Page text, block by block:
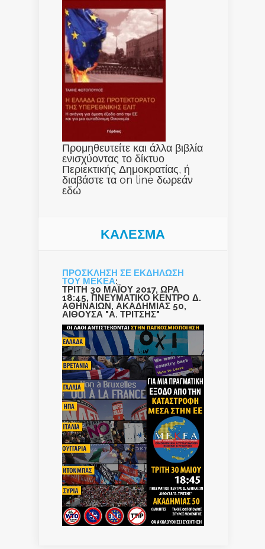
Προμηθευτείτε και άλλα βιβλία
ενισχύοντας το δίκτυο
Περιεκτικής Δημοκρατίας, ή
διαβάστε τα on line δωρεάν
εδώ
ΚΑΛΕΣΜΑ
ΠΡΟΣΚΛΗΣΗ ΣΕ ΕΚΔΗΛΩΣΗ
ΤΟΥ ΜΕΚΕΑ:
ΤΡΙΤΗ 30 ΜΑΪΟΥ 2017, ΩΡΑ
18:45, ΠΝΕΥΜΑΤΙΚΟ ΚΕΝΤΡΟ Δ.
ΑΘΗΝΑΙΩΝ, ΑΚΑΔΗΜΙΑΣ 50,
ΑΙΘΟΥΣΑ "Α. ΤΡΙΤΣΗΣ"